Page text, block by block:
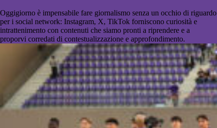
Oggigiorno è impensabile fare giornalismo senza un occhio di riguardo
per i social network: Instagram, X, TikTok forniscono curiosità e
intrattenimento con contenuti che siamo pronti a riprendere e a
proporvi corredati di contestualizzazione e approfondimento.